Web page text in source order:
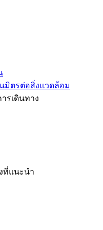
มิตรต่อสิ่งแวดล้อม
รเดินทาง
ที่แนะนำ